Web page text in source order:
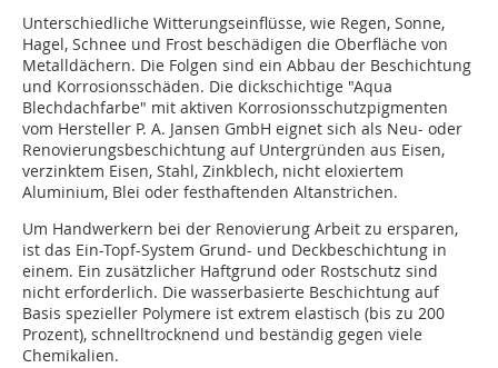
Unterschiedliche Witterungseinflüsse, wie Regen, Sonne,
Hagel, Schnee und Frost beschädigen die Oberfläche von
Metalldächern. Die Folgen sind ein Abbau der Beschichtung
und Korrosionsschäden. Die dickschichtige "Aqua
Blechdachfarbe" mit aktiven Korrosionsschutzpigmenten
vom Hersteller P. A. Jansen GmbH eignet sich als Neu- oder
Renovierungsbeschichtung auf Untergründen aus Eisen,
verzinktem Eisen, Stahl, Zinkblech, nicht eloxiertem
Aluminium, Blei oder festhaftenden Altanstrichen.
Um Handwerkern bei der Renovierung Arbeit zu ersparen,
ist das Ein-Topf-System Grund- und Deckbeschichtung in
einem. Ein zusätzlicher Haftgrund oder Rostschutz sind
nicht erforderlich. Die wasserbasierte Beschichtung auf
Basis spezieller Polymere ist extrem elastisch (bis zu 200
Prozent), schnelltrocknend und beständig gegen viele
Chemikalien.